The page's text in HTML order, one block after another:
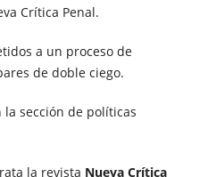
Crítica Penal.
a un proceso de
de doble ciego.
sección de políticas
la revista Nueva Crítica